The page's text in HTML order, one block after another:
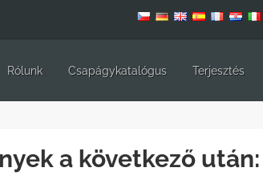
Rólunk Csapágykatalógus Terjesztés
a következő